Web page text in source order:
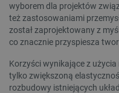
wyborem dla projektów
też zastosowaniami
został zaprojektowany z
co znacznie przyspiesza
Korzyści wynikające z
tylko zwiększoną
rozbudowy istniejących
Polityce